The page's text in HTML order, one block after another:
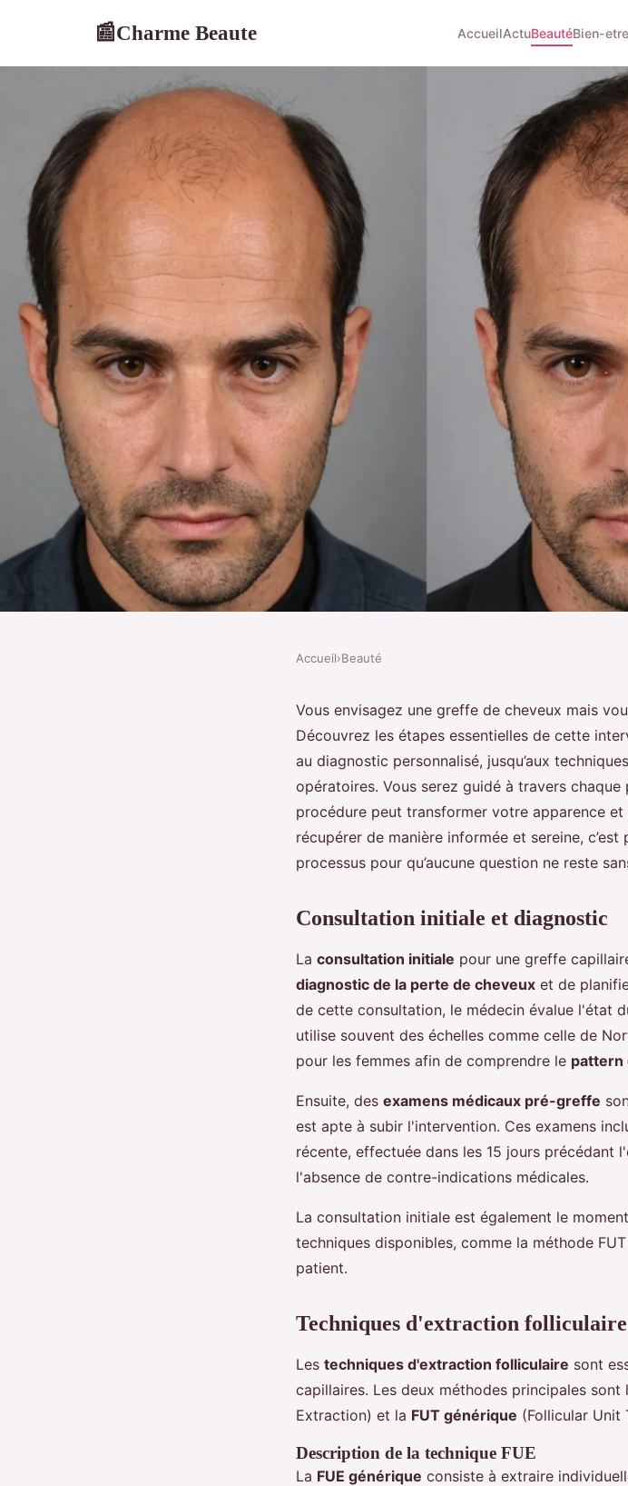
📰Charme Beaute AccueilActuBeautéBien-etre
Greffe de cheveux : les
de l'intervention
Accueil›Beauté
Vous envisagez une greffe de cheveux mais
Découvrez les étapes essentielles de cette
au diagnostic personnalisé, jusqu’aux
opératoires. Vous serez guidé à travers
procédure peut transformer votre apparence
récupérer de manière informée et sereine,
processus pour qu’aucune question ne reste
Consultation initiale et diagnostic
La consultation initiale pour une greffe
diagnostic de la perte de cheveux et de
de cette consultation, le médecin évalue l'état
utilise souvent des échelles comme celle de
pour les femmes afin de comprendre le pattern
Ensuite, des examens médicaux pré-greffe
est apte à subir l'intervention. Ces examens
récente, effectuée dans les 15 jours précédant
l'absence de contre-indications médicales.
La consultation initiale est également le
techniques disponibles, comme la méthode
patient.
Techniques d'extraction folliculaire
Les techniques d'extraction folliculaire sont
capillaires. Les deux méthodes principales sont
Extraction) et la FUT générique (Follicular Unit
Description de la technique FUE
La FUE générique consiste à extraire